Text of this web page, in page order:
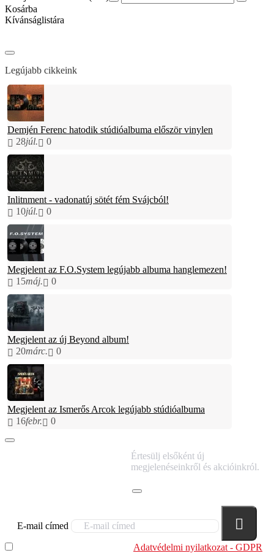
Kosárba
Kívánságlistára
Legújabb cikkeink
Demjén Ferenc hatodik stúdióalbuma először vinylen
28júl. 0
Inlitnment - vadonatúj sötét fém Svájcból!
10júl. 0
Megjelent az F.O.System legújabb albuma hanglemezen!
15máj. 0
Megjelent az új Beyond album!
20márc. 0
Megjelent az Ismerős Arcok legújabb stúdióalbuma
16febr. 0
Értesülj elsőként új
megjelenéseinkről és akcióinkról.
E-mail címed
Adatvédelmi nyilatkozat - GDPR